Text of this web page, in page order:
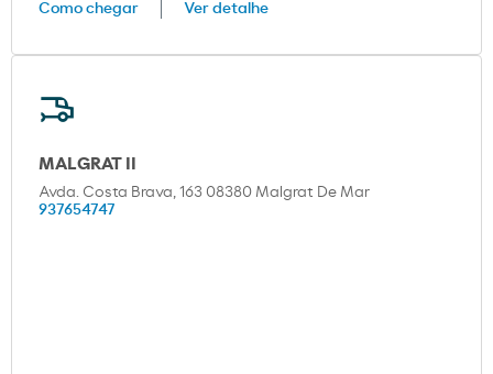
Como chegar Ver detalhe
MALGRAT II
Avda. Costa Brava, 163 08380 Malgrat De Mar
937654747